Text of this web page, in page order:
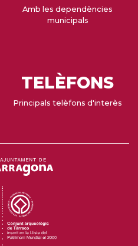
Amb les dependències
municipals
TELÈFONS
Principals telèfons d'interès